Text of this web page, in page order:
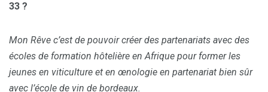
33 ?
Mon Rêve c’est de pouvoir créer des partenariats avec des
écoles de formation hôtelière en Afrique pour former les
jeunes en viticulture et en œnologie en partenariat bien sûr
avec l’école de vin de bordeaux.